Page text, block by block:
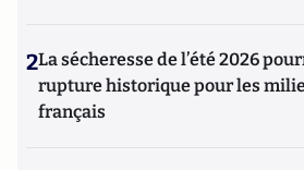
2La sécheresse de l’été 2026
rupture historique pour les
français